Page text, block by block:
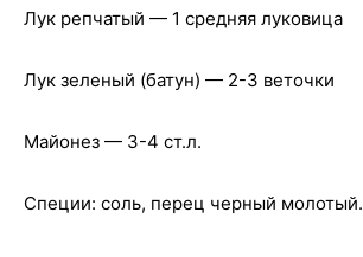
Лук репчатый — 1 средняя луковица
Лук зеленый (батун) — 2-3 веточки
Майонез — 3-4 ст.л.
Специи: соль, перец черный молотый.